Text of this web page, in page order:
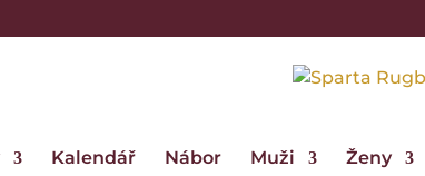
Kalendář Nábor Muži Ženy